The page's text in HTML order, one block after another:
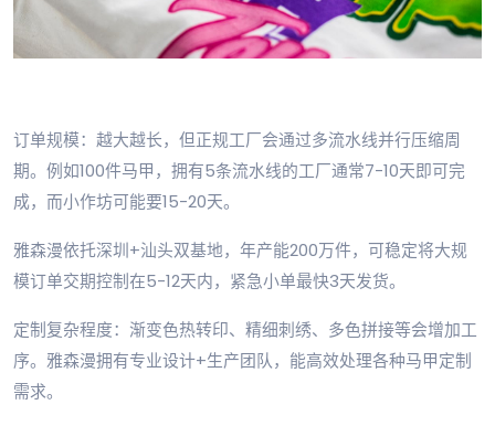
订单规模：越大越长，但正规工厂会通过多流水线并行压缩周
期。例如100件马甲，拥有5条流水线的工厂通常7-10天即可完
成，而小作坊可能要15-20天。
雅森漫依托深圳+汕头双基地，年产能200万件，可稳定将大规
模订单交期控制在5-12天内，紧急小单最快3天发货。
定制复杂程度：渐变色热转印、精细刺绣、多色拼接等会增加工
序。雅森漫拥有专业设计+生产团队，能高效处理各种马甲定制
需求。